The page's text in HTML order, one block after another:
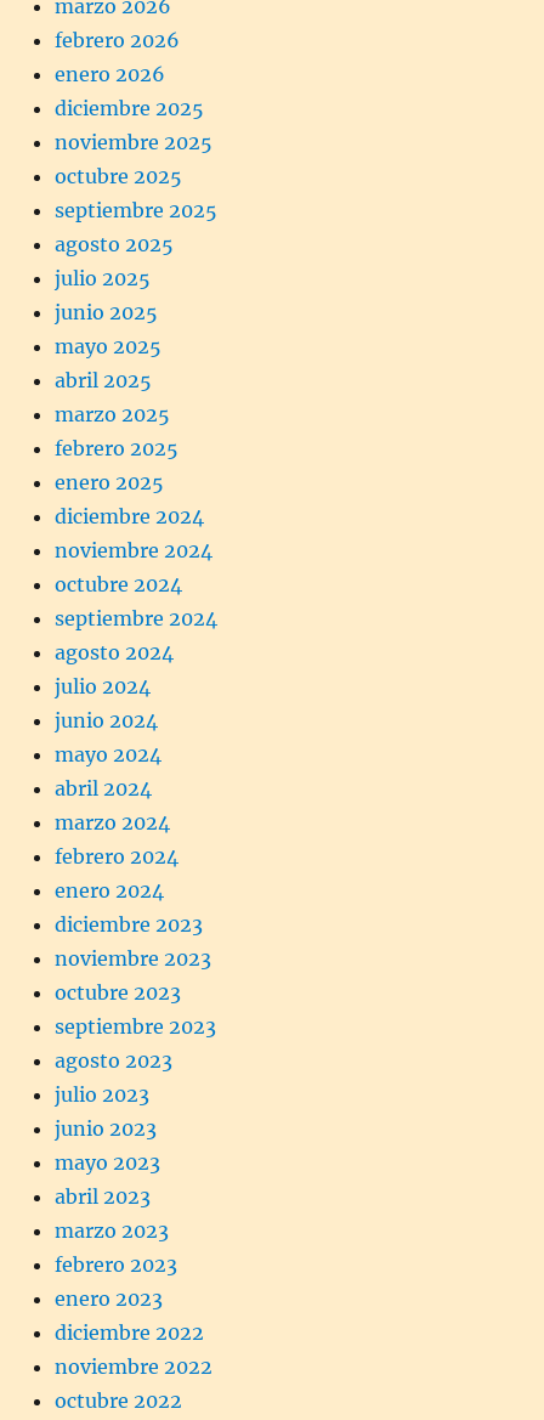
marzo 2026
febrero 2026
enero 2026
diciembre 2025
noviembre 2025
octubre 2025
septiembre 2025
agosto 2025
julio 2025
junio 2025
mayo 2025
abril 2025
marzo 2025
febrero 2025
enero 2025
diciembre 2024
noviembre 2024
octubre 2024
septiembre 2024
agosto 2024
julio 2024
junio 2024
mayo 2024
abril 2024
marzo 2024
febrero 2024
enero 2024
diciembre 2023
noviembre 2023
octubre 2023
septiembre 2023
agosto 2023
julio 2023
junio 2023
mayo 2023
abril 2023
marzo 2023
febrero 2023
enero 2023
diciembre 2022
noviembre 2022
octubre 2022